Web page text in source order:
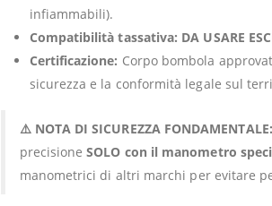
infiammabili).
Compatibilità tassativa: DA USARE
Certificazione: Corpo bombola
sicurezza e la conformità legale sul
⚠️ NOTA DI SICUREZZA FONDAMENTALE:
precisioneSOLO con il manometro
manometrici di altri marchi per evitare